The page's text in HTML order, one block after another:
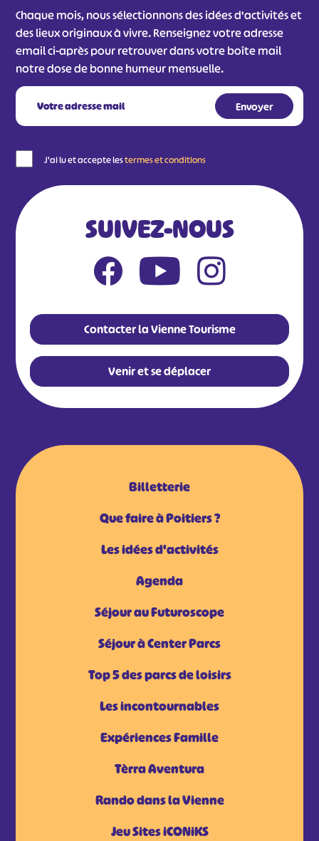
Chaque mois, nous sélectionnons des idées d'activités et
des lieux originaux à vivre. Renseignez votre adresse
email ci-après pour retrouver dans votre boîte mail
notre dose de bonne humeur mensuelle.
J'ai lu et accepte lestermes et conditions
SUIVEZ-NOUS
Contacter la Vienne Tourisme
Venir et se déplacer
Billetterie
Que faire à Poitiers ?
Les idées d'activités
Agenda
Séjour au Futuroscope
Séjour à Center Parcs
Top 5 des parcs de loisirs
Les incontournables
Expériences Famille
Tèrra Aventura
Rando dans la Vienne
Jeu Sites iCONiKS